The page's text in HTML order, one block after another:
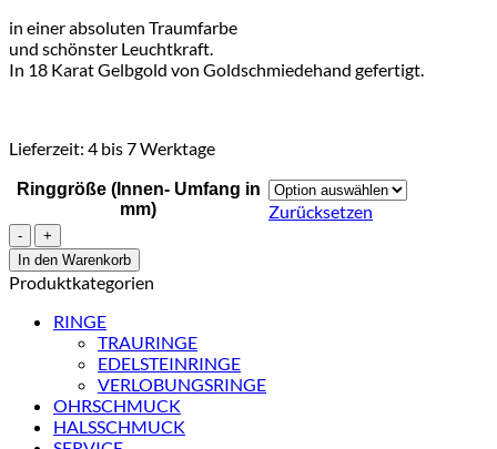
in einer absoluten Traumfarbe
und schönster Leuchtkraft.
In 18 Karat Gelbgold von Goldschmiedehand gefertigt.
Lieferzeit: 4 bis 7 Werktage
Ringgröße (Innen- Umfang in
mm)
Zurücksetzen
Rubin
Ring
ARIA
Menge
In den Warenkorb
Produktkategorien
RINGE
TRAURINGE
EDELSTEINRINGE
VERLOBUNGSRINGE
OHRSCHMUCK
HALSSCHMUCK